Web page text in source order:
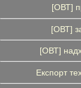
[ОВТ]
[ОВТ]
[ОВТ]
Експорт